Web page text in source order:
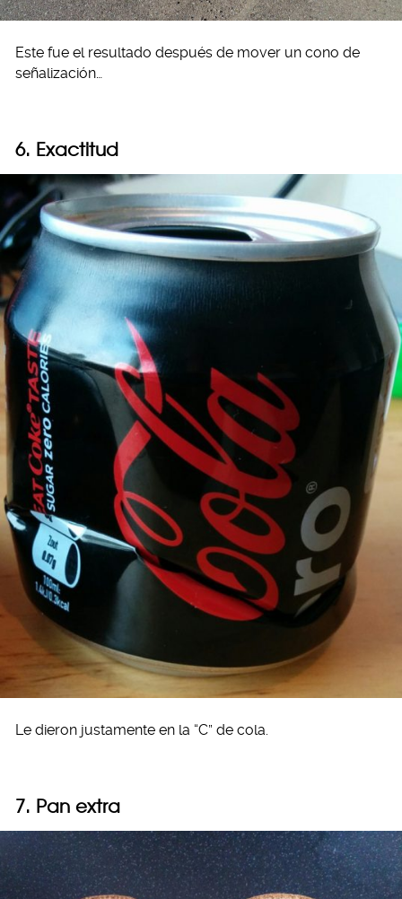
Este fue el resultado después de mover un cono de
señalización…
6. Exactitud
Le dieron justamente en la “C” de cola.
7. Pan extra